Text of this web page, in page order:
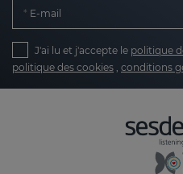
E-mail
J'ai lu et j'accepte le politique
politique des cookies conditions